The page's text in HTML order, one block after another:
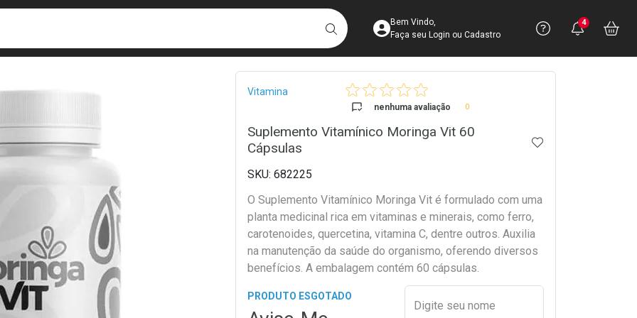
BUSCARAcesse sua Conta
Bem Vindo,
Faça seu Login ou Cadastro
Precisa
Ver Recursos
Você
4
Breadcrumb
Vitamina
nenhuma avaliação 0
Suplemento Vitamínico Moringa Vit 60
Cápsulas
ADICIONAR AOS
682225
O Suplemento Vitamínico Moringa Vit é formulado com uma
planta medicinal rica em vitaminas e minerais, como ferro,
carotenoides, quercetina, vitamina C, dentre outros. Auxilia
na manutenção da saúde do organismo, oferendo diversos
benefícios. A embalagem contém 60 cápsulas.
PRODUTO ESGOTADO Preencher nome e email
Digite seu nome